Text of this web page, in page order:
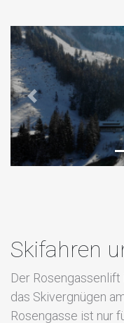
Previous
Skifahren
Der
das Skivergnügen
Rosengasse ist nur